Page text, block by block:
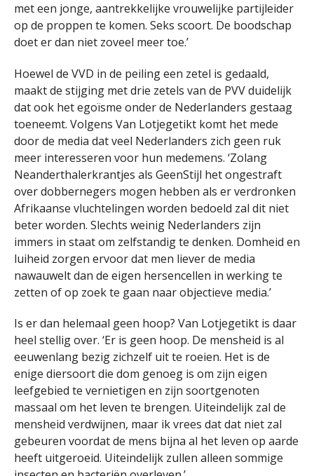
met een jonge, aantrekkelijke vrouwelijke partijleider
op de proppen te komen. Seks scoort. De boodschap
doet er dan niet zoveel meer toe.’
Hoewel de VVD in de peiling een zetel is gedaald,
maakt de stijging met drie zetels van de PVV duidelijk
dat ook het egoïsme onder de Nederlanders gestaag
toeneemt. Volgens Van Lotjegetikt komt het mede
door de media dat veel Nederlanders zich geen ruk
meer interesseren voor hun medemens. ‘Zolang
Neanderthalerkrantjes als GeenStijl het ongestraft
over dobbernegers mogen hebben als er verdronken
Afrikaanse vluchtelingen worden bedoeld zal dit niet
beter worden. Slechts weinig Nederlanders zijn
immers in staat om zelfstandig te denken. Domheid en
luiheid zorgen ervoor dat men liever de media
nawauwelt dan de eigen hersencellen in werking te
zetten of op zoek te gaan naar objectieve media.’
Is er dan helemaal geen hoop? Van Lotjegetikt is daar
heel stellig over. ‘Er is geen hoop. De mensheid is al
eeuwenlang bezig zichzelf uit te roeien. Het is de
enige diersoort die dom genoeg is om zijn eigen
leefgebied te vernietigen en zijn soortgenoten
massaal om het leven te brengen. Uiteindelijk zal de
mensheid verdwijnen, maar ik vrees dat dat niet zal
gebeuren voordat de mens bijna al het leven op aarde
heeft uitgeroeid. Uiteindelijk zullen alleen sommige